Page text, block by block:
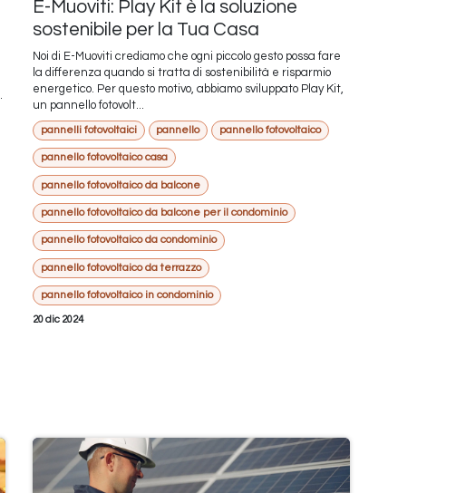
E-Muoviti: Play Kit è la soluzione
sostenibile per la Tua Casa
Noi di E-Muoviti crediamo che ogni piccolo gesto possa fare
la differenza quando si tratta di sostenibilità e risparmio
energetico. Per questo motivo, abbiamo sviluppato Play Kit,
un pannello fotovolt...
pannelli fotovoltaici pannello pannello fotovoltaico
pannello fotovoltaico casa
pannello fotovoltaico da balcone
pannello fotovoltaico da balcone per il condominio
pannello fotovoltaico da condominio
pannello fotovoltaico da terrazzo
pannello fotovoltaico in condominio
20 dic 2024